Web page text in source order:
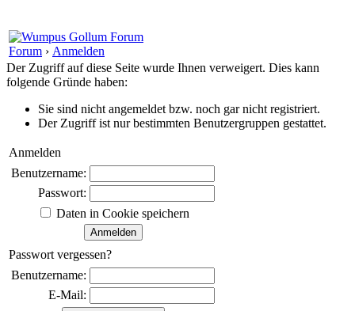
Forum › Anmelden
Der Zugriff auf diese Seite wurde Ihnen verweigert. Dies kann
folgende Gründe haben:
Sie sind nicht angemeldet bzw. noch gar nicht registriert.
Der Zugriff ist nur bestimmten Benutzergruppen gestattet.
Anmelden
Benutzername:
Passwort:
Daten in Cookie speichern
Passwort vergessen?
Benutzername:
E-Mail: